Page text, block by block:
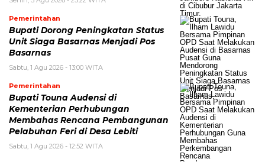
Pemerintahan
Bupati Dorong Peningkatan Status
Unit Siaga Basarnas Menjadi Pos
Basarnas
Sabtu, 1 Agu 2026 - 13:00 WITA
Pemerintahan
Bupati Touna Audensi di
Kementerian Perhubungan
Membahas Rencana Pembangunan
Pelabuhan Feri di Desa Lebiti
Sabtu, 1 Agu 2026 - 12:52 WITA